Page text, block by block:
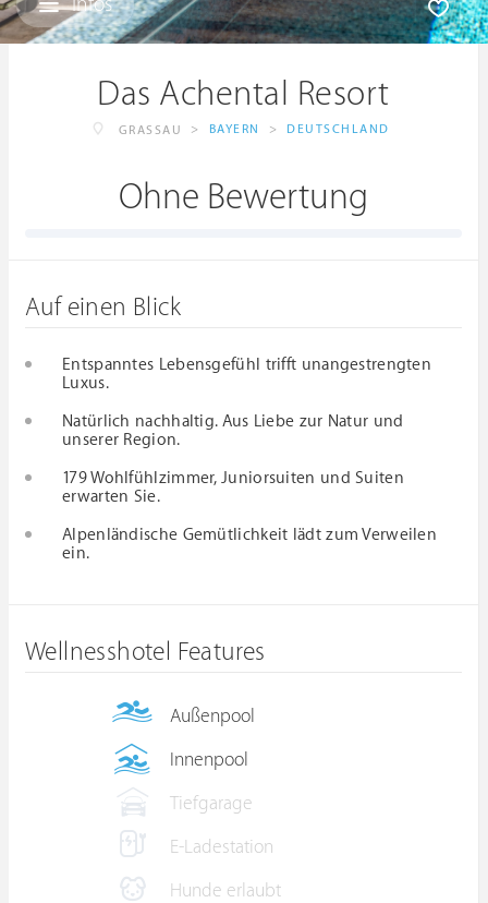
Das Achental Resort
GRASSAU > BAYERN > DEUTSCHLAND
Ohne Bewertung
Auf einen Blick
Entspanntes Lebensgefühl trifft unangestrengten
Luxus.
Natürlich nachhaltig. Aus Liebe zur Natur und
unserer Region.
179 Wohlfühlzimmer, Juniorsuiten und Suiten
erwarten Sie.
Alpenländische Gemütlichkeit lädt zum Verweilen
ein.
Wellnesshotel Features
Außenpool
Innenpool
Tiefgarage
E-Ladestation
Hunde erlaubt